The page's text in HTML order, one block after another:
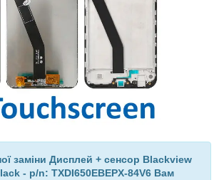
заміни Дисплей + сенсор Blackview
- p/n: TXDI650EBEPX-84V6 Вам